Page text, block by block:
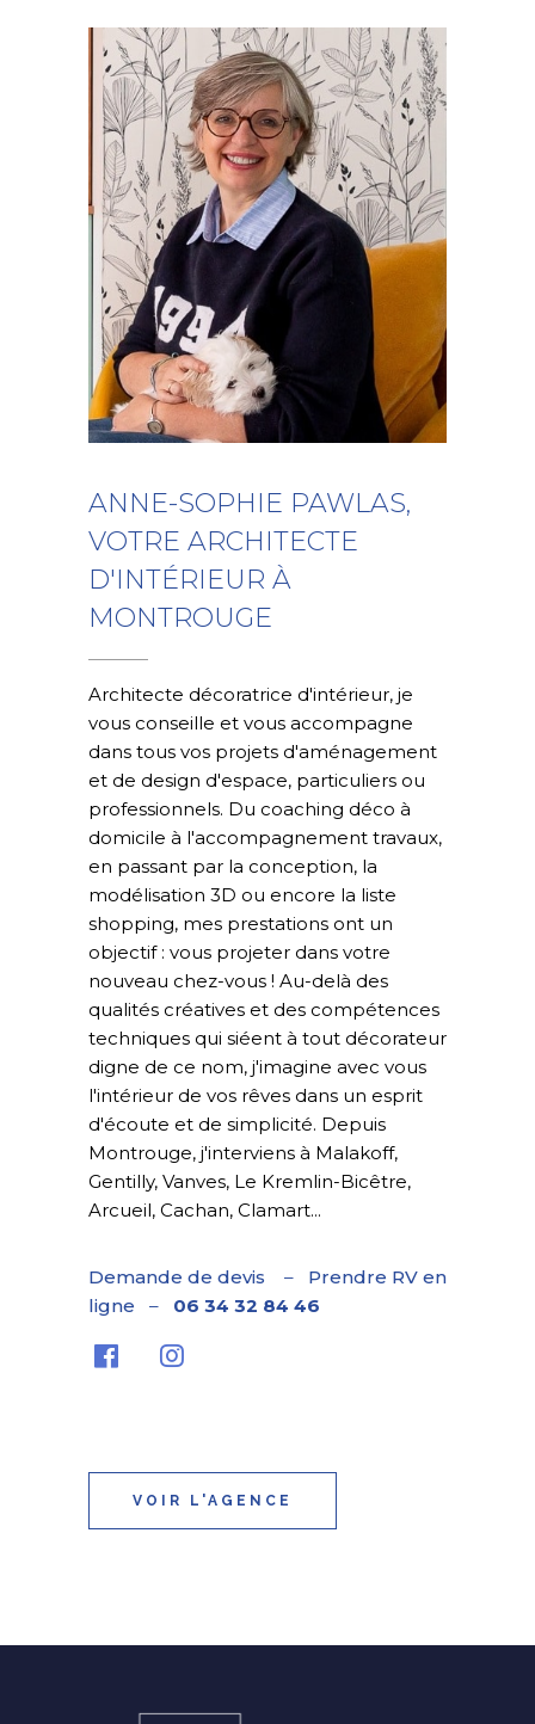
ANNE-SOPHIE PAWLAS,
VOTRE ARCHITECTE
D'INTÉRIEUR À
MONTROUGE
Architecte décoratrice d'intérieur, je
vous conseille et vous accompagne
dans tous vos projets d'aménagement
et de design d'espace, particuliers ou
professionnels. Du coaching déco à
domicile à l'accompagnement travaux,
en passant par la conception, la
modélisation 3D ou encore la liste
shopping, mes prestations ont un
objectif : vous projeter dans votre
nouveau chez-vous ! Au-delà des
qualités créatives et des compétences
techniques qui siéent à tout décorateur
digne de ce nom, j'imagine avec vous
l'intérieur de vos rêves dans un esprit
d'écoute et de simplicité. Depuis
Montrouge, j'interviens à Malakoff,
Gentilly, Vanves, Le Kremlin-Bicêtre,
Arcueil, Cachan, Clamart...
Demande de devis – Prendre RV en
ligne – 06 34 32 84 46
VOIR L'AGENCE